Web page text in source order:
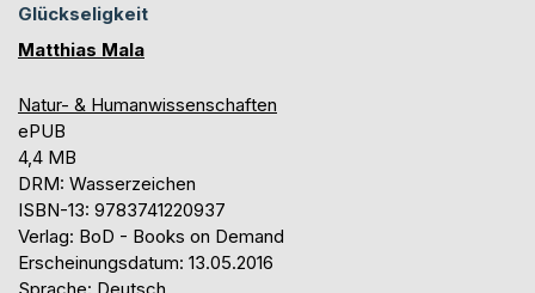
Glückseligkeit
Matthias Mala
Natur- & Humanwissenschaften
ePUB
4,4 MB
DRM: Wasserzeichen
ISBN-13: 9783741220937
Verlag: BoD - Books on Demand
Erscheinungsdatum: 13.05.2016
Sprache: Deutsch